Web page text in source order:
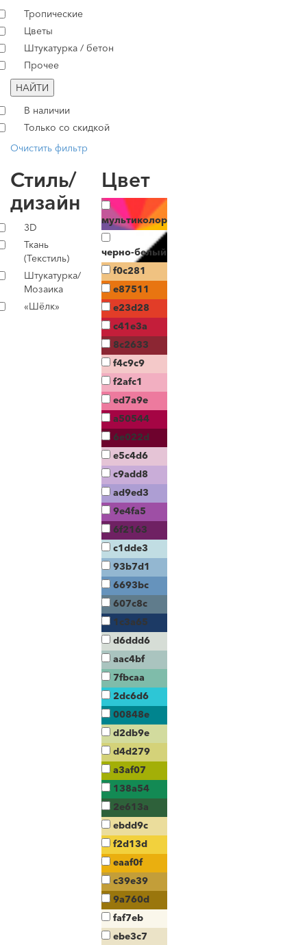
Тропические
Цветы
Штукатурка / бетон
Прочее
НАЙТИ
В наличии
Только со скидкой
Очистить фильтр
Стиль/
дизайн
3D
Ткань
(Текстиль)
Штукатурка/
Мозаика
«Шёлк»
Цвет
мультиколор
черно-белый
f0c281
e87511
e23d28
c41e3a
8c2633
f4c9c9
f2afc1
ed7a9e
a50544
6e022d
e5c4d6
c9add8
ad9ed3
9e4fa5
6f2163
c1dde3
93b7d1
6693bc
607c8c
1c3a65
d6ddd6
aac4bf
7fbcaa
2dc6d6
00848e
d2db9e
d4d279
a3af07
138a54
2e613a
ebdd9c
f2d13d
eaaf0f
c39e39
9a760d
faf7eb
ebe3c7